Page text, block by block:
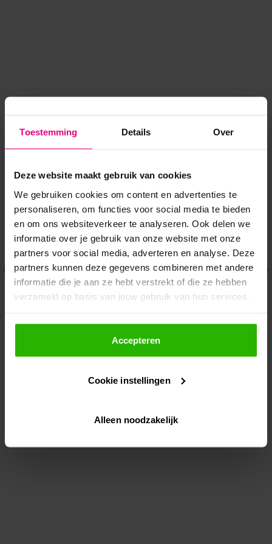
Toestemming Details Over
Deze website maakt gebruik van cookies
We gebruiken cookies om content en advertenties te
personaliseren, om functies voor social media te bieden
en om ons websiteverkeer te analyseren. Ook delen we
informatie over je gebruik van onze website met onze
partners voor social media, adverteren en analyse. Deze
partners kunnen deze gegevens combineren met andere
informatie die je aan ze hebt verstrekt of die ze hebben
verzameld op basis van jouw gebruik van hun services.
Als je op "Accepteer" klikt, dan geef je Voordeeluitjes.nl
toestemming om cookies voor social media en
gepersonaliseerde advertenties te plaatsen.
Lees hier meer over in onsprivacybeleid
Via "Cookie instellingen" kun je ook zelf instellen welke
Accepteren
Cookie instellingen
Alleen noodzakelijk
Application error: a client-side exception has occurred while
loadingwww.voordeeluitjes.nl (see the browser console for more
information).